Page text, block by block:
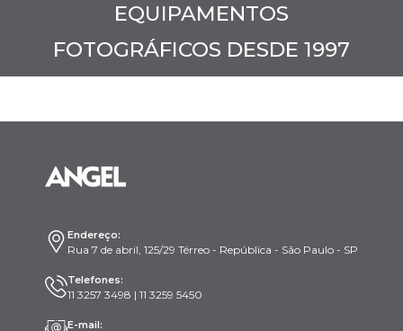
EQUIPAMENTOS
FOTOGRÁFICOS DESDE 1997
Endereço:
Rua 7 de abril, 125/29 Térreo - República - São Paulo - SP
Telefones:
11 3257 3498 | 11 3259 5450
E-mail: